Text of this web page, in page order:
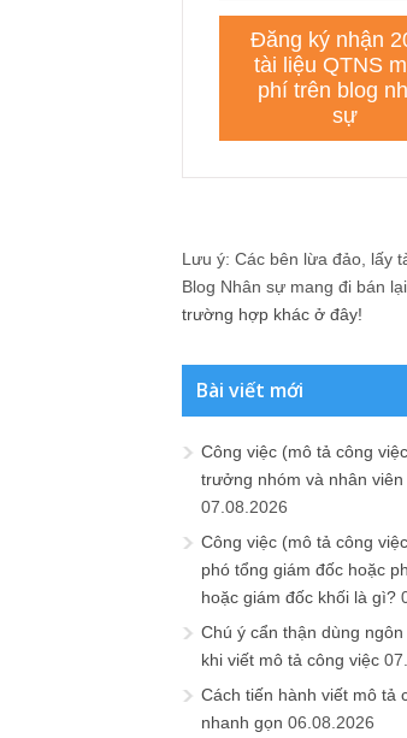
Lưu ý: Các bên lừa đảo, lấy
Blog Nhân sự mang đi bán lại
trường hợp khác ở đây!
Bài viết mới
Công việc (mô tả công
trưởng nhóm và nhân
07.08.2026
Công việc (mô tả công
phó tổng giám đốc hoặc
hoặc giám đốc khối là gì?
Chú ý cẩn thận dùng
khi viết mô tả công việc
Cách tiến hành viết mô tả
nhanh gọn 06.08.2026